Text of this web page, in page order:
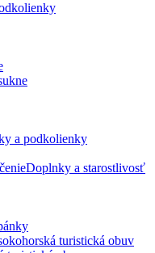
a podkolienky
Doplnky a starostlivosť
turistická obuv